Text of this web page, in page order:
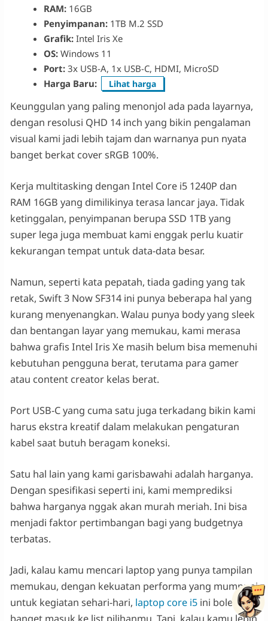
RAM: 16GB
Penyimpanan: 1TB M.2 SSD
Grafik: Intel Iris Xe
OS: Windows 11
Port: 3x USB-A, 1x USB-C, HDMI, MicroSD
Harga Baru:
Lihat harga
Keunggulan yang paling menonjol ada pada layarnya,
dengan resolusi QHD 14 inch yang bikin pengalaman
visual kami jadi lebih tajam dan warnanya pun nyata
banget berkat cover sRGB 100%.
Kerja multitasking dengan Intel Core i5 1240P dan
RAM 16GB yang dimilikinya terasa lancar jaya. Tidak
ketinggalan, penyimpanan berupa SSD 1TB yang
super lega juga membuat kami enggak perlu kuatir
kekurangan tempat untuk data-data besar.
Namun, seperti kata pepatah, tiada gading yang tak
retak, Swift 3 Now SF314 ini punya beberapa hal yang
kurang menyenangkan. Walau punya body yang sleek
dan bentangan layar yang memukau, kami merasa
bahwa grafis Intel Iris Xe masih belum bisa memenuhi
kebutuhan pengguna berat, terutama para gamer
atau content creator kelas berat.
Port USB-C yang cuma satu juga terkadang bikin kami
harus ekstra kreatif dalam melakukan pengaturan
kabel saat butuh beragam koneksi.
Satu hal lain yang kami garisbawahi adalah harganya.
Dengan spesifikasi seperti ini, kami memprediksi
bahwa harganya nggak akan murah meriah. Ini bisa
menjadi faktor pertimbangan bagi yang budgetnya
terbatas.
Jadi, kalau kamu mencari laptop yang punya tampilan
memukau, dengan kekuatan performa yang mumpuni
untuk kegiatan sehari-hari, laptop core i5ini boleh
banget masuk ke list pilihanmu. Tapi, kalau kamu lebih